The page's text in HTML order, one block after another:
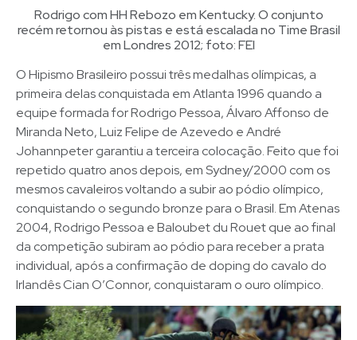
Rodrigo com HH Rebozo em Kentucky. O conjunto
recém retornou às pistas e está escalada no Time Brasil
em Londres 2012; foto: FEI
O Hipismo Brasileiro possui três medalhas olímpicas, a
primeira delas conquistada em Atlanta 1996 quando a
equipe formada for Rodrigo Pessoa, Álvaro Affonso de
Miranda Neto, Luiz Felipe de Azevedo e André
Johannpeter garantiu a terceira colocação. Feito que foi
repetido quatro anos depois, em Sydney/2000 com os
mesmos cavaleiros voltando a subir ao pódio olímpico,
conquistando o segundo bronze para o Brasil. Em Atenas
2004, Rodrigo Pessoa e Baloubet du Rouet que ao final
da competição subiram ao pódio para receber a prata
individual, após a confirmação de doping do cavalo do
Irlandês Cian O’Connor, conquistaram o ouro olímpico.